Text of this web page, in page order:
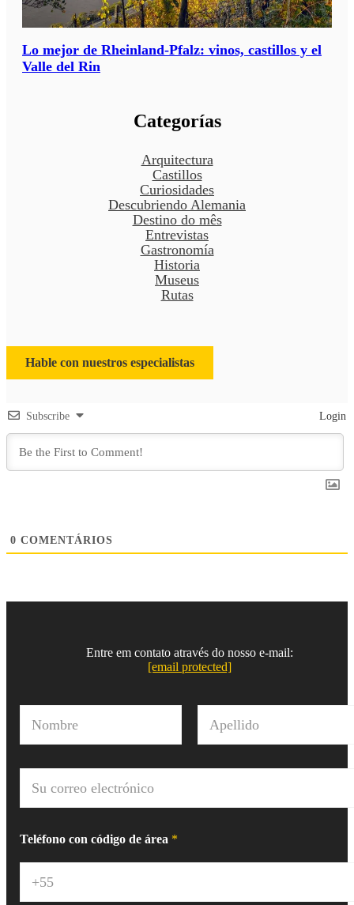
Lo mejor de Rheinland-Pfalz: vinos, castillos y el
Valle del Rin
Categorías
Arquitectura
Castillos
Curiosidades
Descubriendo Alemania
Destino do mês
Entrevistas
Gastronomía
Historia
Museus
Rutas
Hable con nuestros especialistas
Subscribe Login
0 COMENTÁRIOS
Entre em contato através do nosso e-mail:
[email protected]
m
r
r
e
e
Teléfono con código de área *